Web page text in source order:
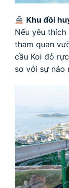
Khu đồi
Nếu yêu
tham quan
cầu Koi đỏ
so với sự náo